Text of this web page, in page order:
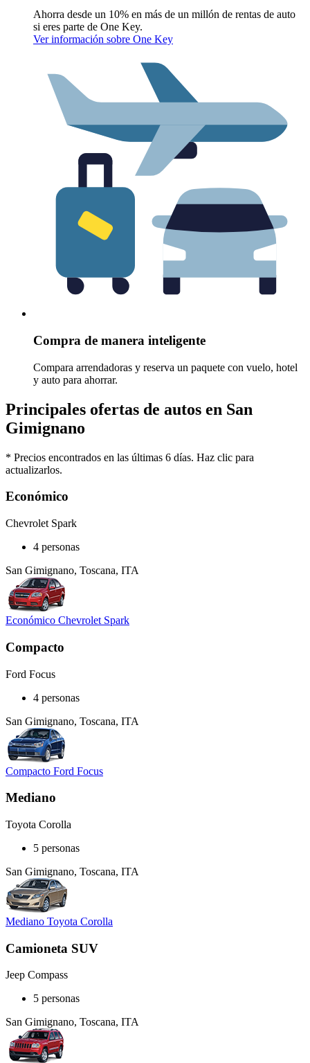
Ahorra desde un 10% en más de un millón de rentas de auto
si eres parte de One Key.
Ver información sobre One Key
Compra de manera inteligente
Compara arrendadoras y reserva un paquete con vuelo, hotel
y auto para ahorrar.
Principales ofertas de autos en San
Gimignano
* Precios encontrados en las últimas 6 días. Haz clic para
actualizarlos.
Económico
Chevrolet Spark
4 personas
San Gimignano, Toscana, ITA
Económico Chevrolet Spark
Compacto
Ford Focus
4 personas
San Gimignano, Toscana, ITA
Compacto Ford Focus
Mediano
Toyota Corolla
5 personas
San Gimignano, Toscana, ITA
Mediano Toyota Corolla
Camioneta SUV
Jeep Compass
5 personas
San Gimignano, Toscana, ITA